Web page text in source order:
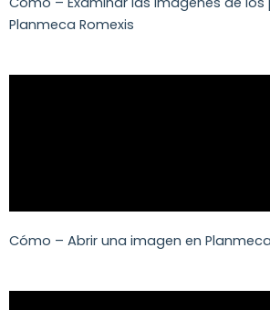
Planmeca Romexis
Cómo – Abrir una imagen en